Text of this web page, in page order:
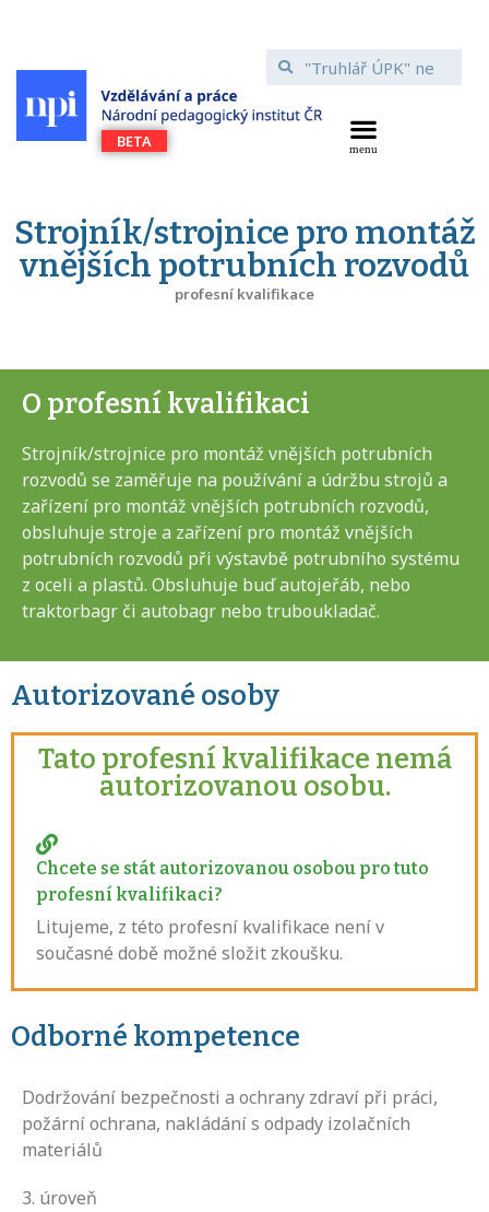
Strojník/strojnice pro montáž
vnějších potrubních rozvodů
profesní kvalifikace
O profesní kvalifikaci
Strojník/strojnice pro montáž vnějších potrubních
rozvodů se zaměřuje na používání a údržbu strojů a
zařízení pro montáž vnějších potrubních rozvodů,
obsluhuje stroje a zařízení pro montáž vnějších
potrubních rozvodů při výstavbě potrubního systému
z oceli a plastů. Obsluhuje buď autojeřáb, nebo
traktorbagr či autobagr nebo truboukladač.
Autorizované osoby
Tato profesní kvalifikace nemá
autorizovanou osobu.
Chcete se stát autorizovanou osobou pro tuto
profesní kvalifikaci?
Litujeme, z této profesní kvalifikace není v
současné době možné složit zkoušku.
Odborné kompetence
Dodržování bezpečnosti a ochrany zdraví při práci,
požární ochrana, nakládání s odpady izolačních
materiálů
3. úroveň